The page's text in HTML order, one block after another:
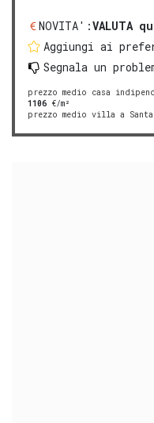
NOVITA':VALUTA
Aggiungi ai
Segnala un
prezzo medio casa
1106 €/m²
prezzo medio villa a